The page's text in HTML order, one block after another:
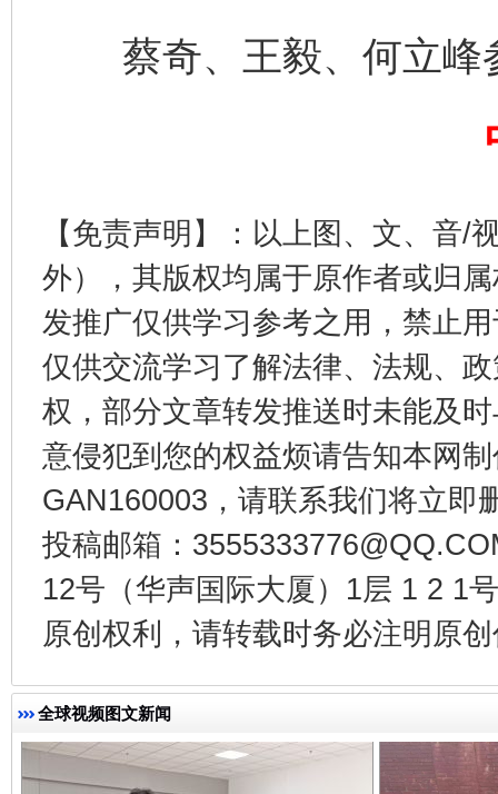
蔡奇、王毅、何立峰
【免责声明】：以上图、文、音/
外），其版权均属于原作者或归
发推广仅供学习参考之用，禁止
仅供交流学习了解法律、法规、
权，部分文章转发推送时未能及
意侵犯到您的权益烦请告知本网
GAN160003，请联系我们将立即
投稿邮箱：
12号（华声国际大厦）1层 1 2 1
原创权利，请转载时务必注明原
全球视频图文新闻
完善运行机制助力责任有效落实 一纸欠